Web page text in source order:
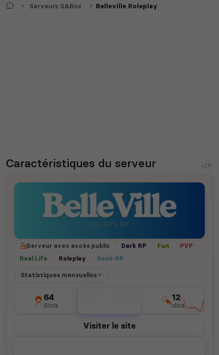
AccueilServeurs S&Box Belleville Roleplay
Caractéristiques du serveur
Serveur avec accès public Dark RP Fun
PVP
Real Life
Roleplay Semi-RP
Statistiques mensuelles
64
Slots
12
clics
Visiter le site